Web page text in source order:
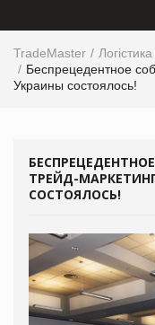
TradeMaster
Логістика
Беспрецедентное
Украины состоялось!
ТРЕЙД-
СОСТОЯЛОСЬ!